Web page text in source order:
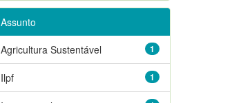
Assunto
1
Agricultura Sustentável
1
Ilpf